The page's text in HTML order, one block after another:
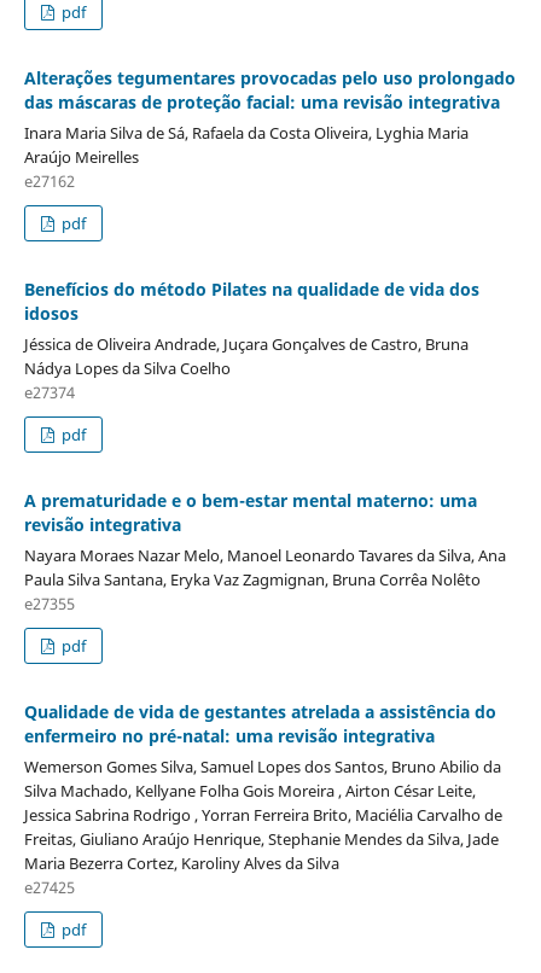
pdf
Alterações tegumentares provocadas pelo uso prolongado
das máscaras de proteção facial: uma revisão integrativa
Inara Maria Silva de Sá, Rafaela da Costa Oliveira, Lyghia Maria
Araújo Meirelles
e27162
pdf
Benefícios do método Pilates na qualidade de vida dos
idosos
Jéssica de Oliveira Andrade, Juçara Gonçalves de Castro, Bruna
Nádya Lopes da Silva Coelho
e27374
pdf
A prematuridade e o bem-estar mental materno: uma
revisão integrativa
Nayara Moraes Nazar Melo, Manoel Leonardo Tavares da Silva, Ana
Paula Silva Santana, Eryka Vaz Zagmignan, Bruna Corrêa Nolêto
e27355
pdf
Qualidade de vida de gestantes atrelada a assistência do
enfermeiro no pré-natal: uma revisão integrativa
Wemerson Gomes Silva, Samuel Lopes dos Santos, Bruno Abilio da
Silva Machado, Kellyane Folha Gois Moreira , Airton César Leite,
Jessica Sabrina Rodrigo , Yorran Ferreira Brito, Maciélia Carvalho de
Freitas, Giuliano Araújo Henrique, Stephanie Mendes da Silva, Jade
Maria Bezerra Cortez, Karoliny Alves da Silva
e27425
pdf